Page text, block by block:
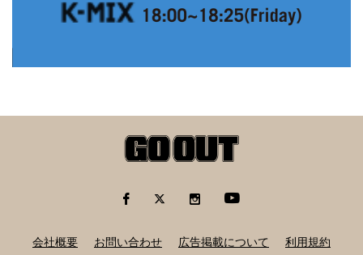
会社概要 お問い合わせ 広告掲載について
利用規約